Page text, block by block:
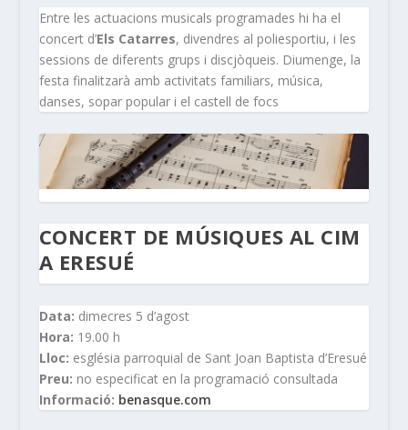
Entre les actuacions musicals programades hi ha el
concert d’Els Catarres, divendres al poliesportiu, i les
sessions de diferents grups i discjòqueis. Diumenge, la
festa finalitzarà amb activitats familiars, música,
danses, sopar popular i el castell de focs
CONCERT DE MÚSIQUES AL CIM
A ERESUÉ
Data: dimecres 5 d’agost
Hora: 19.00 h
Lloc: església parroquial de Sant Joan Baptista d’Eresué
Preu: no especificat en la programació consultada
Informació: benasque.com